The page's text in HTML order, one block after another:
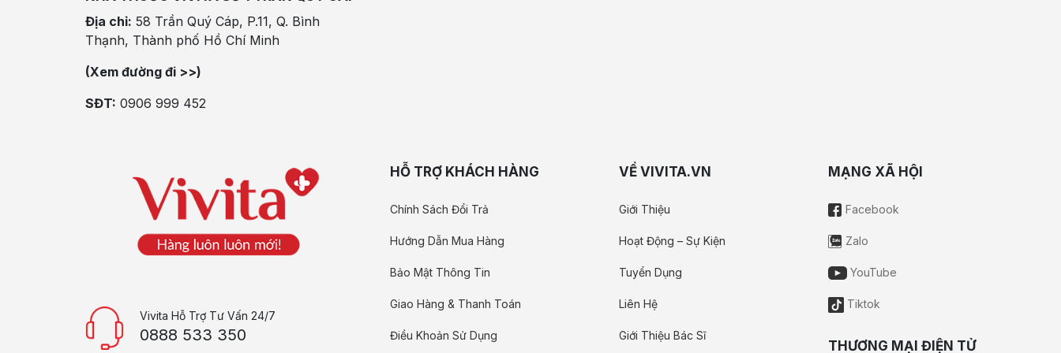
Địa chỉ: 58 Trần Quý Cáp, P.11, Q. Bình
Thạnh, Thành phố Hồ Chí Minh
(Xem đường đi >>)
SĐT: 0906 999 452
Vivita Hỗ Trợ Tư Vấn 24/7
0888 533 350
HỖ TRỢ KHÁCH HÀNG
Chính Sách Đổi Trả
Hướng Dẫn Mua Hàng
Bảo Mật Thông Tin
Giao Hàng & Thanh Toán
Điều Khoản Sử Dụng
VỀ VIVITA.VN
Giới Thiệu
Hoạt Động – Sự Kiện
Tuyển Dụng
Liên Hệ
Giới Thiệu Bác Sĩ
MẠNG XÃ HỘI
Facebook
Zalo
YouTube
Tiktok
THƯƠNG MẠI ĐIỆN TỬ